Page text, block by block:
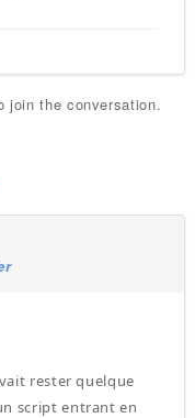
join the conversation.
rester quelque
script entrant en